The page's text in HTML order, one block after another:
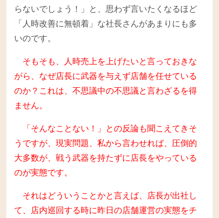
らないでしょう！」と、思わず言いたくなるほど
「人時改善に無頓着」な社長さんがあまりにも多
いのです。
そもそも、人時売上を上げたいと言っておきな
がら、なぜ店長に武器を与えず店舗を任せている
のか？これは、不思議中の不思議と言わざるを得
ません。
「そんなことない！」との反論も聞こえてきそ
うですが、現実問題、私から言わせれば、圧倒的
大多数が、戦う武器を持たずに店長をやっている
のが実態です。
それはどういうことかと言えば、店長が出社し
て、店内巡回する時に昨日の店舗運営の実態をチ